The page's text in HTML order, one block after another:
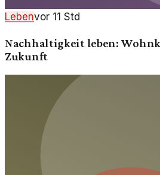
Lebenvor 11 Std
Nachhaltigkeit leben:
Zukunft